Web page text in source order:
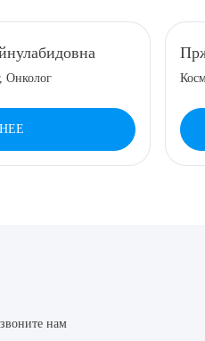
ЗВОНОК
ОНЛАЙН
Онколог
нам